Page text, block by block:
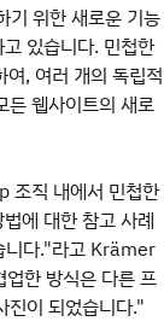
위한 새로운 기능
있습니다. 민첩한
, 여러 개의 독립적
든 웹사이트의 새로
직 내에서 민첩한
에 대한 참고 사례
니다."라고 Krämer
한 방식은 다른 프
진이 되었습니다."